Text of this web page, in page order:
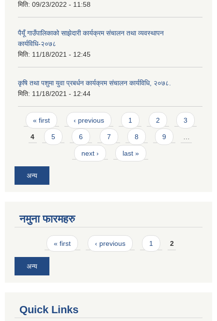
मिति: 09/23/2022 - 11:58
पैयूँ गाउँपालिकाको साझेदारी कार्यक्रम संचालन तथा व्यवस्थापन
कार्यविधि-२०७८
मिति: 11/18/2021 - 12:45
कृषि तथा पशुमा युवा प्रबर्धन कार्यक्रम संचालन कार्यविधि, २०७८.
मिति: 11/18/2021 - 12:44
Pages
« first ‹ previous 1 2 3
4 5 6 7 8 9
next › last »
अन्य
नमुना फारमहरु
Pages« first ‹ previous 1 2
अन्य
Quick Links